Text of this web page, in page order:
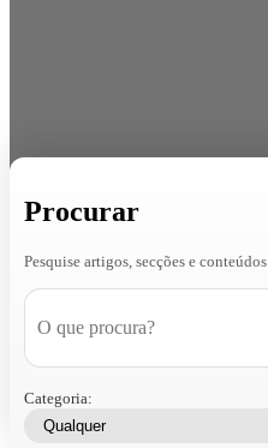
Procurar
Pesquise artigos, secções e conteúdos
Categoria: